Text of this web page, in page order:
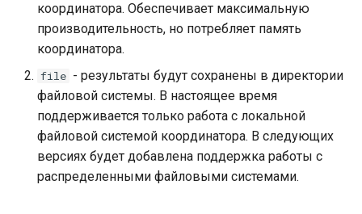
координатора. Обеспечивает максимальную
производительность, но потребляет память
координатора.
file - результаты будут сохранены в директории
файловой системы. В настоящее время
поддерживается только работа с локальной
файловой системой координатора. В следующих
версиях будет добавлена поддержка работы с
распределенными файловыми системами.